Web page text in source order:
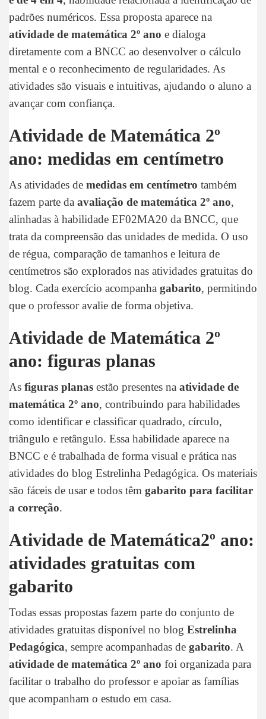
padrões numéricos. Essa proposta aparece na
atividade de matemática 2º ano e dialoga
diretamente com a BNCC ao desenvolver o cálculo
mental e o reconhecimento de regularidades. As
atividades são visuais e intuitivas, ajudando o aluno a
avançar com confiança.
Atividade de Matemática 2º
ano: medidas em centímetro
As atividades de medidas em centímetro também
fazem parte da avaliação de matemática 2º ano,
alinhadas à habilidade EF02MA20 da BNCC, que
trata da compreensão das unidades de medida. O uso
de régua, comparação de tamanhos e leitura de
centímetros são explorados nas atividades gratuitas do
blog. Cada exercício acompanha gabarito, permitindo
que o professor avalie de forma objetiva.
Atividade de Matemática 2º
ano: figuras planas
As figuras planas estão presentes na atividade de
matemática 2º ano, contribuindo para habilidades
como identificar e classificar quadrado, círculo,
triângulo e retângulo. Essa habilidade aparece na
BNCC e é trabalhada de forma visual e prática nas
atividades do blog Estrelinha Pedagógica. Os materiais
são fáceis de usar e todos têm gabarito para facilitar
a correção.
Atividade de Matemática2º ano:
atividades gratuitas com
gabarito
Todas essas propostas fazem parte do conjunto de
atividades gratuitas disponível no blog Estrelinha
Pedagógica, sempre acompanhadas de gabarito. A
atividade de matemática 2º ano foi organizada para
facilitar o trabalho do professor e apoiar as famílias
que acompanham o estudo em casa.